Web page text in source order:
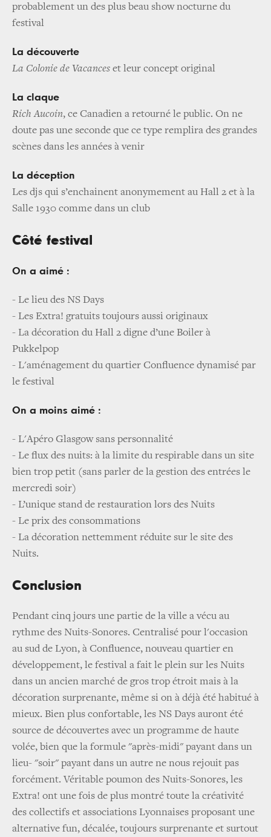
probablement un des plus beau show nocturne du
festival
La découverte
La Colonie de Vacances et leur concept original
La claque
Rich Aucoin, ce Canadien a retourné le public. On ne
doute pas une seconde que ce type remplira des grandes
scènes dans les années à venir
La déception
Les djs qui s’enchainent anonymement au Hall 2 et à la
Salle 1930 comme dans un club
Côté festival
On a aimé :
- Le lieu des NS Days
- Les Extra! gratuits toujours aussi originaux
- La décoration du Hall 2 digne d’une Boiler à
Pukkelpop
- L'aménagement du quartier Confluence dynamisé par
le festival
On a moins aimé :
- L'Apéro Glasgow sans personnalité
- Le flux des nuits: à la limite du respirable dans un site
bien trop petit (sans parler de la gestion des entrées le
mercredi soir)
- L’unique stand de restauration lors des Nuits
- Le prix des consommations
- La décoration nettemment réduite sur le site des
Nuits.
Conclusion
Pendant cinq jours une partie de la ville a vécu au
rythme des Nuits-Sonores. Centralisé pour l'occasion
au sud de Lyon, à Confluence, nouveau quartier en
développement, le festival a fait le plein sur les Nuits
dans un ancien marché de gros trop étroit mais à la
décoration surprenante, même si on à déjà été habitué à
mieux. Bien plus confortable, les NS Days auront été
source de découvertes avec un programme de haute
volée, bien que la formule "après-midi" payant dans un
lieu- "soir" payant dans un autre ne nous rejouit pas
forcément. Véritable poumon des Nuits-Sonores, les
Extra! ont une fois de plus montré toute la créativité
des collectifs et associations Lyonnaises proposant une
alternative fun, décalée, toujours surprenante et surtout